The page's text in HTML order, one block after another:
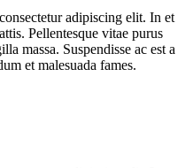
adipiscing elit. In et
Pellentesque vitae purus
massa. Suspendisse ac est a
et malesuada fames.